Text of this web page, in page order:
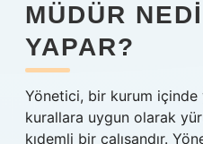
MÜDÜR
YAPAR?
Yönetici, bir kurum
kurallara uygun olarak
kıdemli bir çalışandır.